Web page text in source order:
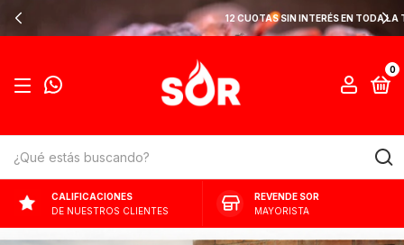
12 CUOTAS SIN INTERÉS EN TODA LA TIENDA 🔥
0
CALIFICACIONES
DE NUESTROS CLIENTES
REVENDE SOR
MAYORISTA